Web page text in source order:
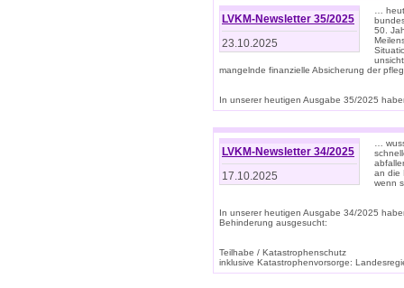
LVKM-Newsletter 35/2025
23.10.2025
…
50.
mangelnde finanzielle Absicherung der
In unserer heutigen Ausgabe 35/2025
LVKM-Newsletter 34/2025
17.10.2025
…
an die
wenn
In unserer heutigen Ausgabe 34/2025
Behinderung ausgesucht:
Teilhabe / Katastrophenschutz
inklusive Katastrophenvorsorge: